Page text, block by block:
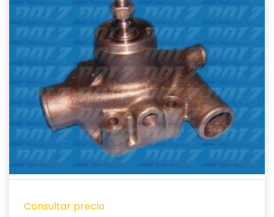
Consultar precio